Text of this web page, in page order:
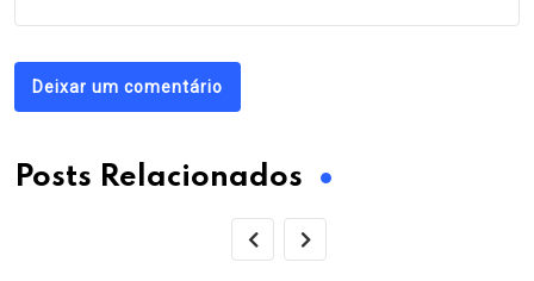
Deixar um comentário
Posts Relacionados